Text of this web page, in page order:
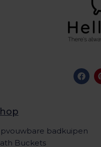
badkuipen
Buckets